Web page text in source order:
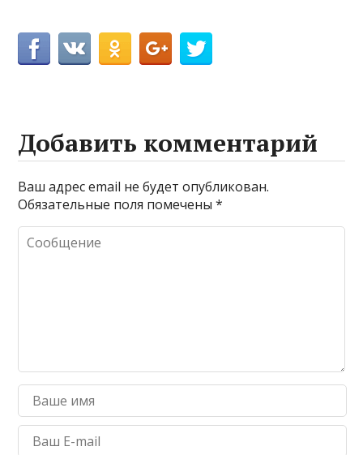
Добавить комментарий
Ваш адрес email не будет опубликован.
Обязательные поля помечены*